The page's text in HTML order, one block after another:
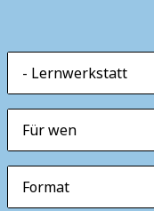
- Lernwerkstatt
Für wen
Format